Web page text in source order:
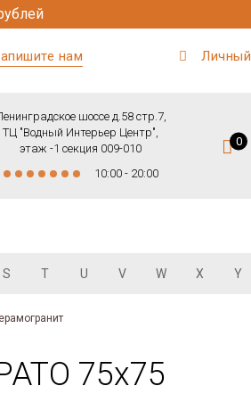
нам
шоссе д.58 стр.7,
ТЦ "Водный Интерьер Центр",
этаж -1 секция 009-010
10:00 - 20:00
0
S T U V W X Y
75x75